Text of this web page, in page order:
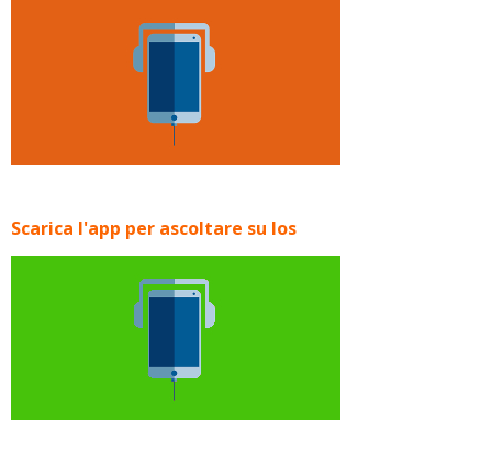
Scarica l'app per ascoltare su Ios